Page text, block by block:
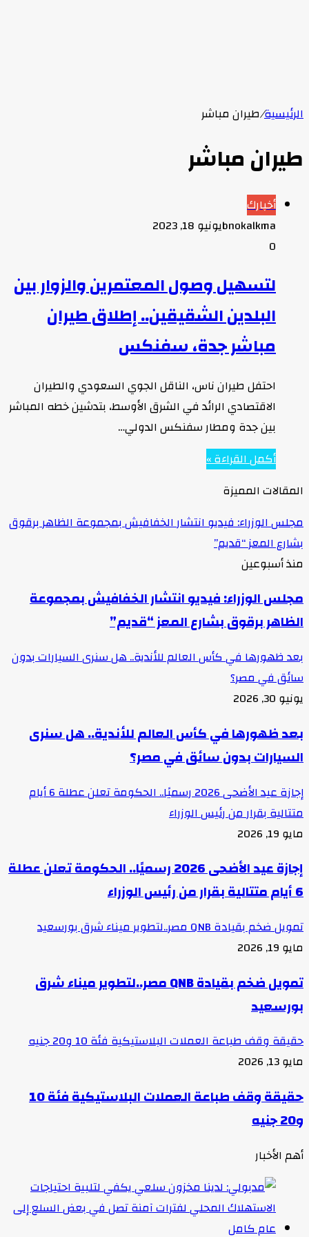
الرئيسية/طيران مباشر
طيران مباشر
أخبارك
bnokalkmaيونيو 18, 2023
0
لتسهيل وصول المعتمرين والزوار بين
البلدين الشقيقين.. إطلاق طيران
مباشر جدة، سفنكس
احتفل طيران ناس، الناقل الجوي السعودي والطيران
اﻻقتصادي الرائد في الشرق الأوسط، بتدشين خطه المباشر
بين جدة ومطار سفنكس الدولي…
أكمل القراءة »
المقالات المميزة
مجلس الوزراء: فيديو انتشار الخفافيش بمجموعة الظاهر برقوق
بشارع المعز “قديم”
منذ أسبوعين
مجلس الوزراء: فيديو انتشار الخفافيش بمجموعة
الظاهر برقوق بشارع المعز “قديم”
بعد ظهورها في كأس العالم للأندية.. هل سنرى السيارات بدون
سائق في مصر؟
يونيو 30, 2026
بعد ظهورها في كأس العالم للأندية.. هل سنرى
السيارات بدون سائق في مصر؟
إجازة عيد الأضحى 2026 رسميًا.. الحكومة تعلن عطلة 6 أيام
متتالية بقرار من رئيس الوزراء
مايو 19, 2026
إجازة عيد الأضحى 2026 رسميًا.. الحكومة تعلن عطلة
6 أيام متتالية بقرار من رئيس الوزراء
تمويل ضخم بقيادة QNB مصر..لتطوير ميناء شرق بورسعيد
مايو 19, 2026
تمويل ضخم بقيادة QNB مصر..لتطوير ميناء شرق
بورسعيد
حقيقة وقف طباعة العملات البلاستيكية فئة 10 و20 جنيه
مايو 13, 2026
حقيقة وقف طباعة العملات البلاستيكية فئة 10
و20 جنيه
أهم الأخبار